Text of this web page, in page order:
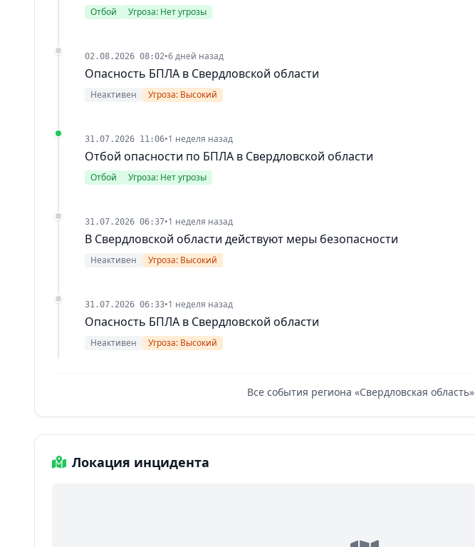
Отбой Угроза: Нет угрозы
02.08.2026 08:02•6 дней назад
Опасность БПЛА в Свердловской области
Неактивен Угроза: Высокий
31.07.2026 11:06•1 неделя назад
Отбой опасности по БПЛА в Свердловской области
Отбой Угроза: Нет угрозы
31.07.2026 06:37•1 неделя назад
В Свердловской области действуют меры безопасности
Неактивен Угроза: Высокий
31.07.2026 06:33•1 неделя назад
Опасность БПЛА в Свердловской области
Неактивен Угроза: Высокий
Все события региона «Свердловская область»
Локация инцидента